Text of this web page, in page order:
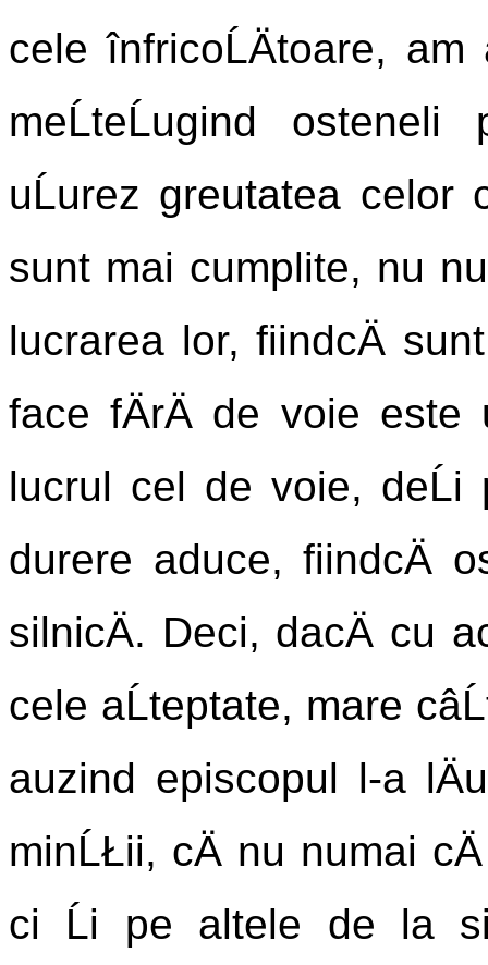
cele înfricoĹÄtoare,
meĹteĹugind
uĹurez greutatea celor
sunt mai cumplite, nu
lucrarea lor, fiindcÄ
face fÄrÄ de voie
lucrul cel de voie, deĹi
durere aduce, fiindcÄ
silnicÄ. Deci, dacÄ cu
cele aĹteptate, mare
auzind episcopul l-a
minĹŁii, cÄ nu numai
ci Ĺi pe altele de la